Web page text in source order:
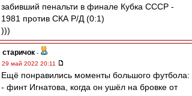
забивший пенальти в финале Кубка СССР -
1981 против СКА Р/Д (0:1)
)))
старичок -
29 май 2022 20:11
Ещё понравились моменты большого футбола:
- финт Игнатова, когда он ушёл на бровке от